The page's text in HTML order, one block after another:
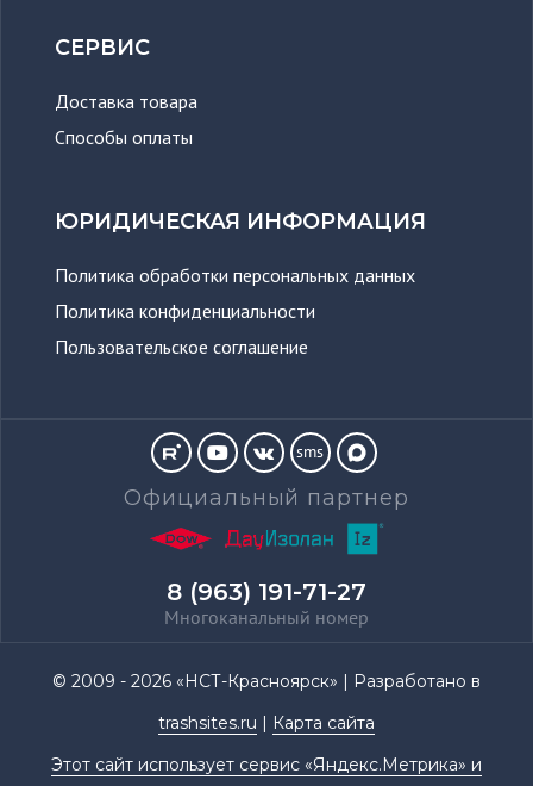
СЕРВИС
Доставка товара
Способы оплаты
ЮРИДИЧЕСКАЯ ИНФОРМАЦИЯ
Политика обработки персональных данных
Политика конфиденциальности
Пользовательское соглашение
sms
Официальный партнер
8 (963) 191-71-27
Многоканальный номер
© 2009 - 2026 «НСТ-Красноярск» | Разработано в
trashsites.ru | Карта сайта
Этот сайт использует сервис «Яндекс.Метрика» и